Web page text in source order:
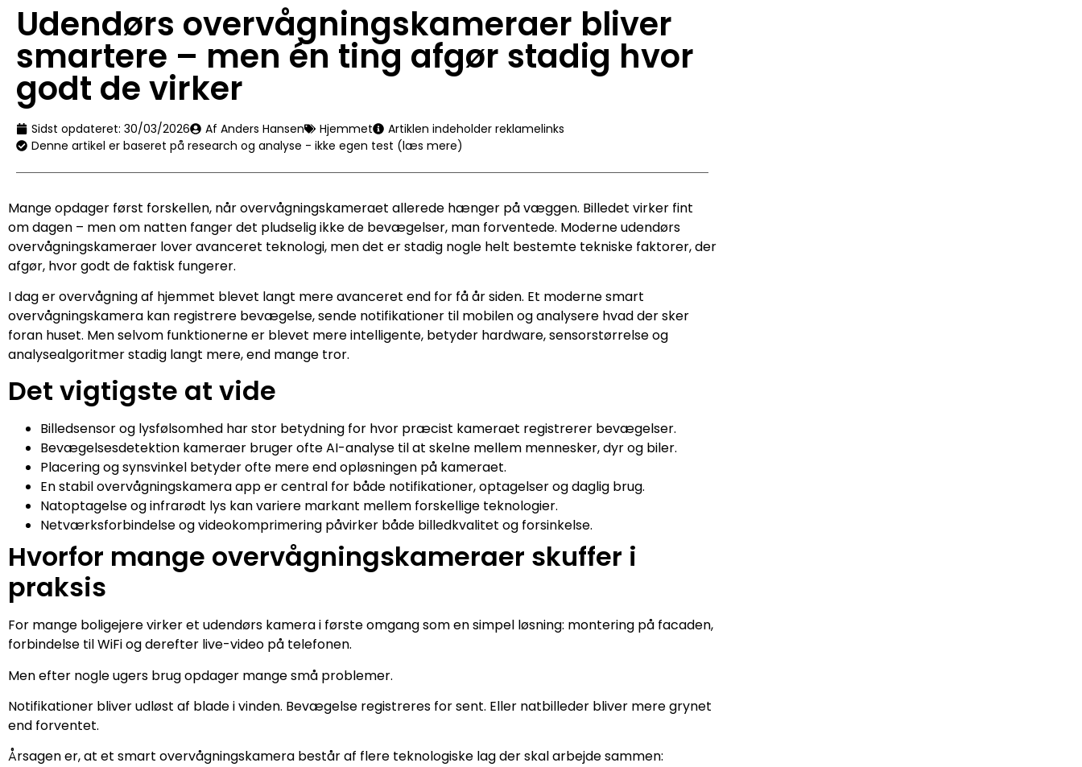
Udendørs overvågningskameraer bliver
smartere – men én ting afgør stadig hvor
godt de virker
Sidst opdateret: 30/03/2026 Af Anders Hansen Hjemmet
Artiklen indeholder reklamelinks
Denne artikel er baseret på research og analyse - ikke egen test (læs mere)
Mange opdager først forskellen, når overvågningskameraet allerede hænger på væggen. Billedet virker fint
om dagen – men om natten fanger det pludselig ikke de bevægelser, man forventede. Moderne udendørs
overvågningskameraer lover avanceret teknologi, men det er stadig nogle helt bestemte tekniske faktorer, der
afgør, hvor godt de faktisk fungerer.
I dag er overvågning af hjemmet blevet langt mere avanceret end for få år siden. Et moderne smart
overvågningskamera kan registrere bevægelse, sende notifikationer til mobilen og analysere hvad der sker
foran huset. Men selvom funktionerne er blevet mere intelligente, betyder hardware, sensorstørrelse og
analysealgoritmer stadig langt mere, end mange tror.
Det vigtigste at vide
Billedsensor og lysfølsomhed har stor betydning for hvor præcist kameraet registrerer bevægelser.
Bevægelsesdetektion kameraer bruger ofte AI-analyse til at skelne mellem mennesker, dyr og biler.
Placering og synsvinkel betyder ofte mere end opløsningen på kameraet.
En stabil overvågningskamera app er central for både notifikationer, optagelser og daglig brug.
Natoptagelse og infrarødt lys kan variere markant mellem forskellige teknologier.
Netværksforbindelse og videokomprimering påvirker både billedkvalitet og forsinkelse.
Hvorfor mange overvågningskameraer skuffer i
praksis
For mange boligejere virker et udendørs kamera i første omgang som en simpel løsning: montering på facaden,
forbindelse til WiFi og derefter live-video på telefonen.
Men efter nogle ugers brug opdager mange små problemer.
Notifikationer bliver udløst af blade i vinden. Bevægelse registreres for sent. Eller natbilleder bliver mere grynet
end forventet.
Årsagen er, at et smart overvågningskamera består af flere teknologiske lag der skal arbejde sammen: